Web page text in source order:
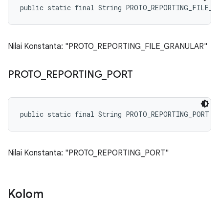
public static final String
Nilai Konstanta: "PROTO_REPORTING_FILE_GRANULAR"
PROTO_ REPORTING_ PORT
public static final String PROTO_REPORTING_PORT
Nilai Konstanta: "PROTO_REPORTING_PORT"
Kolom